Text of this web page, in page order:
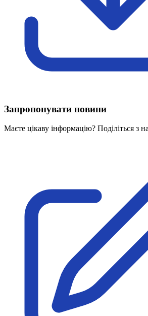
Харківська область
Херсонська область
Хмельницька область
Вивчаємо жестову мову
Дитяча сторінка
Новини про жестову мову
Проєкт "Жестова мова для
На допомогу військовим
Медична термінологія
Нормативна база УТОГ
Конвенція ООН
Законодавство
Декларації
Документи ВФГ
Міжнародні документи
Запропонувати новини
Маєте цікаву інформацію? Поділіться з